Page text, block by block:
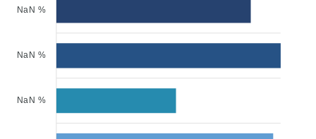
NaN %
NaN %
NaN %